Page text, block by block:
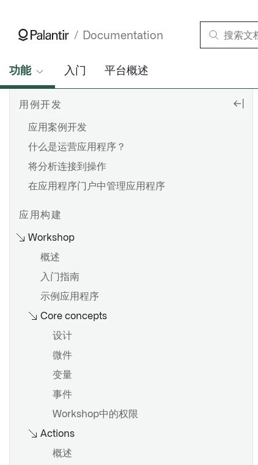
Documentation
功能 入门 平台概述
用例开发
应用案例开发
什么是运营应用程序？
将分析连接到操作
在应用程序门户中管理应用程序
应用构建
Workshop
概述
入门指南
示例应用程序
Core concepts
设计
微件
变量
事件
Workshop中的权限
Actions
概述